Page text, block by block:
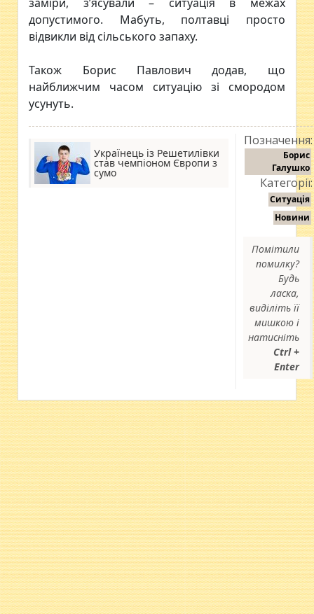
допустимого. Мабуть, полтавці просто
відвикли від сільського запаху.
Також Борис Павлович додав, що
найближчим часом ситуацію зі смородом
усунуть.
Українець із Решетилівки
став чемпіоном Європи з
сумо
Позначення:
Борис
Галушко
Категорії:
Ситуація
Новини
Помітили
помилку?
Будь
ласка,
виділіть її
мишкою і
натисніть
Ctrl +
Enter